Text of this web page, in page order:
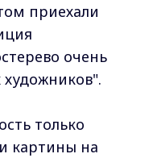
приехали
очень
только
картины на